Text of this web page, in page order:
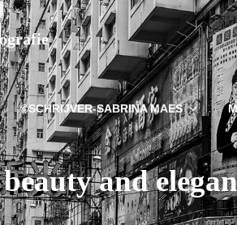
©SCHRIJVER-SABRINA MAES
and